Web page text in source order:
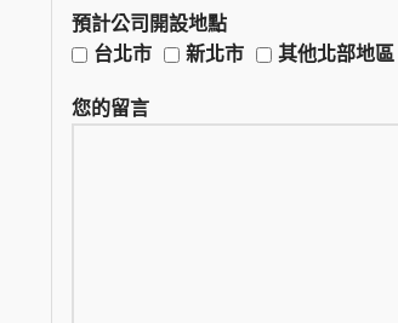
預計公司開設地點
台北市
新北市 其他北部地區
您的留言